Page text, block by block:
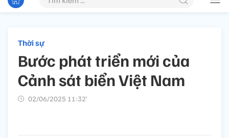
Thời sự
Bước phát triển mới của
Cảnh sát biển Việt Nam
02/06/2025 11:32’